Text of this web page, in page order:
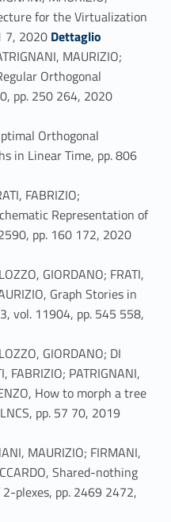
for the Virtualization
7, 2020 Link identifier #identifier_person_68626-81
Dettaglio
MAURIZIO;
Orthogonal
pp. 250 264, 2020
Orthogonal
in Linear Time, pp. 806
FABRIZIO;
Representation of
pp. 160 172, 2020
GIORDANO; FRATI,
Graph Stories in
vol. 11904, pp. 545 558,
GIORDANO; DI
FABRIZIO; PATRIGNANI,
How to morph a tree
pp. 57 70, 2019
MAURIZIO; FIRMANI,
Shared-nothing
plexes, pp. 2469 2472,